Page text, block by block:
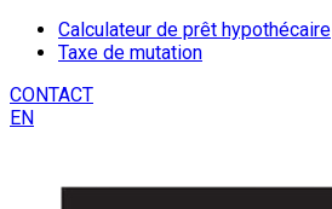
Calculateur de prêt hypothécaire
Taxe de mutation
CONTACT
EN